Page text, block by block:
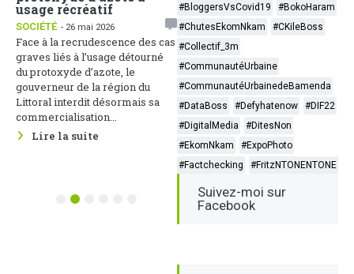
usage récréatif
SOCIÉTÉ - 26 mai 2026
Face à la recrudescence des cas
graves liés à l’usage détourné
du protoxyde d’azote, le
gouverneur de la région du
Littoral interdit désormais sa
commercialisation...
Lire la suite
Communication Non
Violente comme arme de
paix
ACTUALITÉS
Une soirée de réflexion sur
cette thématique s’est tenue le
Entreprises du Cameroun, sous
le parrainage du Ministère des...
Lire la suite
5
#BloggersVsCovid19
#BokoHaram
#ChutesEkomNkam
#CKileBoss
#Collectif_3m
#CommunautéUrbaine
#CommunautéUrbainedeBamenda
#DataBoss
#Defyhatenow
#DIF22
#DigitalMedia
#DitesNon
#EkomNkam
#ExpoPhoto
#Factchecking
#FritzNTONENTONE
Suivez-moi sur
Facebook